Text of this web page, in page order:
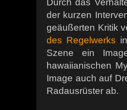
Durch das
der kurzen
geäußerten Kritik
des Regelwerks
Szene ein
hawaiianischen
Image auch auf
Radausrüster ab.